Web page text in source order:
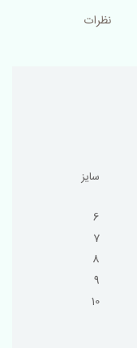
نظرات
سایز
6
7
8
9
10